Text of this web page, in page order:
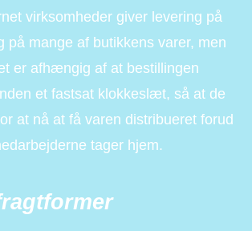
virksomheder giver levering på
på mange af butikkens varer, men
er afhængig af at bestillingen
et fastsat klokkeslæt, så at de
at nå at få varen distribueret forud
tager hjem.